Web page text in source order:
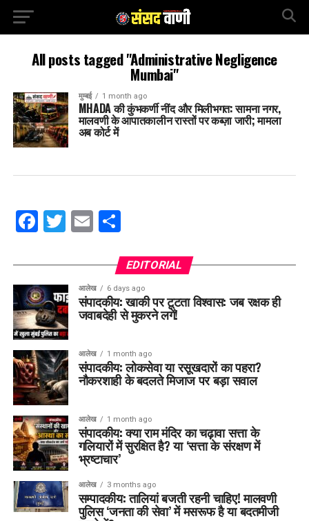
All posts tagged "Administrative Negligence
Mumbai"
मुम्बई 1 month ago
MHADA की कुंभकर्णी नींद और मिलीभगत: सामना नगर,
मालवणी के आपातकालीन रास्तों पर कब्ज़ा जारी; मामला
अब कोर्ट में
Facebook
Twitter
EmailShare
EDITORIAL
आलेख 6 days ago
संपादकीय: खाकी पर टूटता विश्वास: जब रक्षक ही
जवाबदेही से मुकरने लगें!
आलेख 1 month ago
संपादकीय: लोकसेवा या रसूखदारों का पहरा?
नौकरशाही के बदलते मिजाज पर बड़ा सवाल
आलेख 1 month ago
संपादकीय: क्या राम मंदिर का चढ़ावा सत्ता के
गलियारों में सुरक्षित है? या ‘सत्ता के संरक्षण में
भ्रष्टाचार’
आलेख 3 months ago
सम्पादकीय: तालियां बजती रहनी चाहिए! मालवणी
पुलिस ‘जनता की सेवा’ में मसरूफ है या बदतमीजी